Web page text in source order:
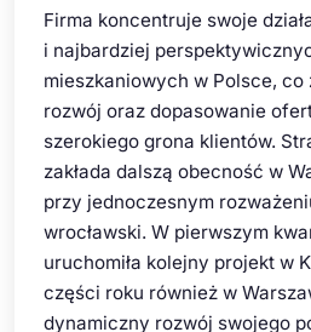
Firma koncentruje swoje
i najbardziej
mieszkaniowych w Polsce,
rozwój oraz dopasowanie
szerokiego grona klientów.
zakłada dalszą obecność w
przy jednoczesnym
wrocławski. W pierwszym
uruchomiła kolejny projekt w
części roku również w
dynamiczny rozwój swojego